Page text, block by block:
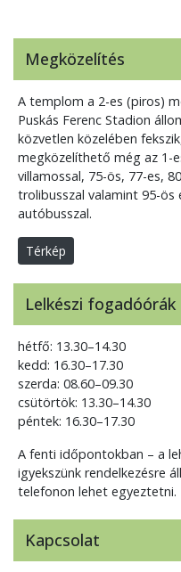
Megközelítés
A templom a 2-es (piros)
Puskás Ferenc Stadion
közvetlen közelében
megközelíthető még az 1-
villamossal, 75-ös, 77-es,
trolibusszal valamint 95-ös
autóbusszal.
Térkép
Lelkészi fogadóórák
hétfő: 13.30–14.30
kedd: 16.30–17.30
szerda: 08.60–09.30
csütörtök: 13.30–14.30
péntek: 16.30–17.30
A fenti időpontokban – a
igyekszünk rendelkezésre
telefonon lehet egyeztetni.
Kapcsolat